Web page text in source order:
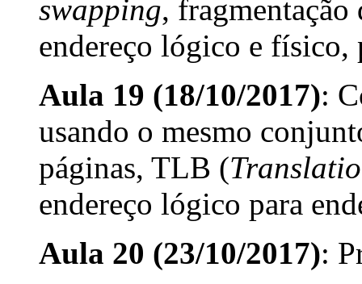
swapping, fragmentação
endereço lógico e físico,
Aula 19 (18/10/2017):
usando o mesmo
páginas, TLB (
endereço lógico para
Aula 20 (23/10/2017):